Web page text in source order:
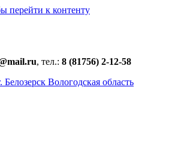
перейти к контенту
, тел.: 8 (81756) 2-12-58